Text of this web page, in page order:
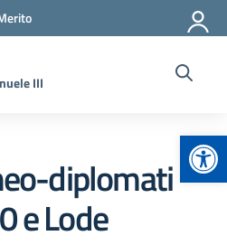
III
diplomati
e Lode